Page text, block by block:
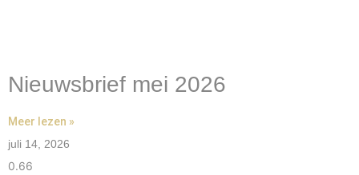
Nieuwsbrief mei 2026
Meer lezen »
juli 14, 2026